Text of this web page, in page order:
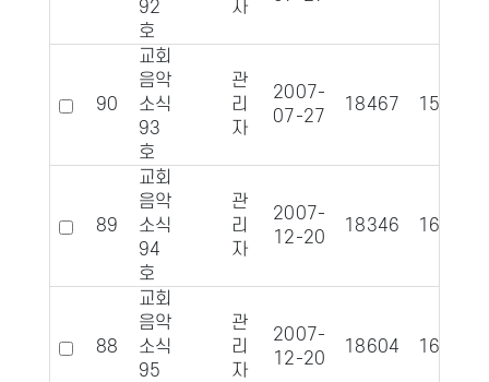
92
호
자
90
교회
음악
소식
93
호
관
리
자
2007-
07-27
18467 1599
89
교회
음악
소식
94
호
관
리
자
2007-
12-20
18346 1620
88
교회
음악
소식
95
관
리
자
2007-
12-20
18604 1609